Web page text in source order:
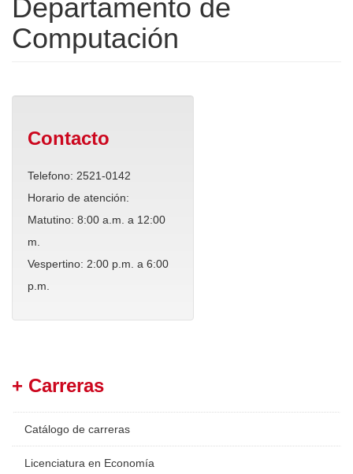
Departamento de
Computación
Contacto
Telefono: 2521-0142
Horario de atención:
Matutino: 8:00 a.m. a 12:00
m.
Vespertino: 2:00 p.m. a 6:00
p.m.
+ Carreras
Catálogo de carreras
Licenciatura en Economía